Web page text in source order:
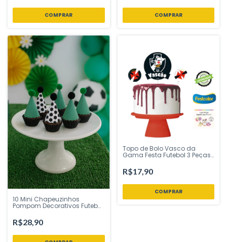
10 Mini Chapeuzinhos
Pompom Decorativos Futebol
Festa Loja
R$28,90
Topo de Bolo Vasco da
Gama Festa Futebol 3 Peças |
Loja
R$17,90